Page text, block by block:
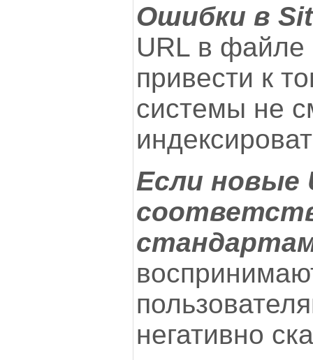
Ошибки в
URL в файле
привести к
системы не
Если новые
негативно